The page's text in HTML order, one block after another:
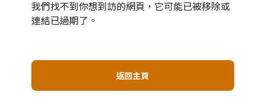
我們找不到你想到訪的網頁，它可能已被移除或
連結已過期了。
返回主頁